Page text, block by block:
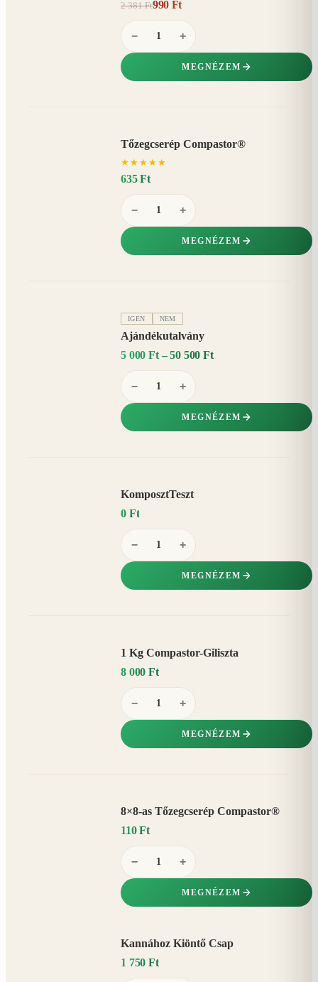
2 381 Ft990 Ft
− +
MEGNÉZEM
Tőzegcserép Compastor®
★ ★ ★ ★ ★
635 Ft
− +
MEGNÉZEM
IGEN NEM
Ajándékutalvány
5 000 Ft – 50 500 Ft
− +
MEGNÉZEM
KomposztTeszt
0 Ft
− +
MEGNÉZEM
1 Kg Compastor-Giliszta
8 000 Ft
− +
MEGNÉZEM
8×8-as Tőzegcserép Compastor®
110 Ft
− +
MEGNÉZEM
Kannához Kiöntő Csap
1 750 Ft